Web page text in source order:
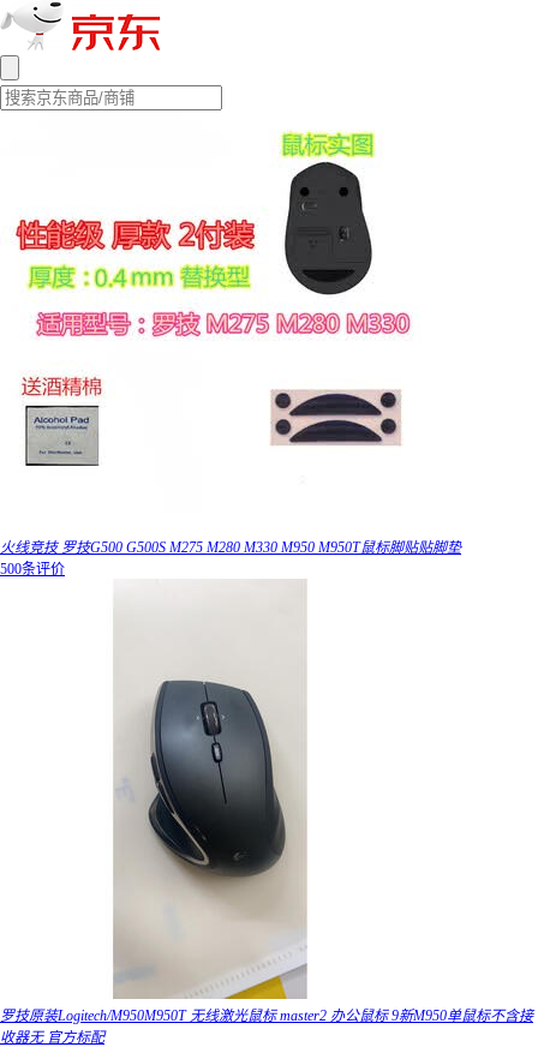
火线竞技 罗技G500 G500S M275 M280 M330 M950 M950T鼠标脚贴贴脚垫
500条评价
罗技原装Logitech/M950M950T 无线激光鼠标 master2 办公鼠标 9新M950单鼠标不含接
收器无 官方标配